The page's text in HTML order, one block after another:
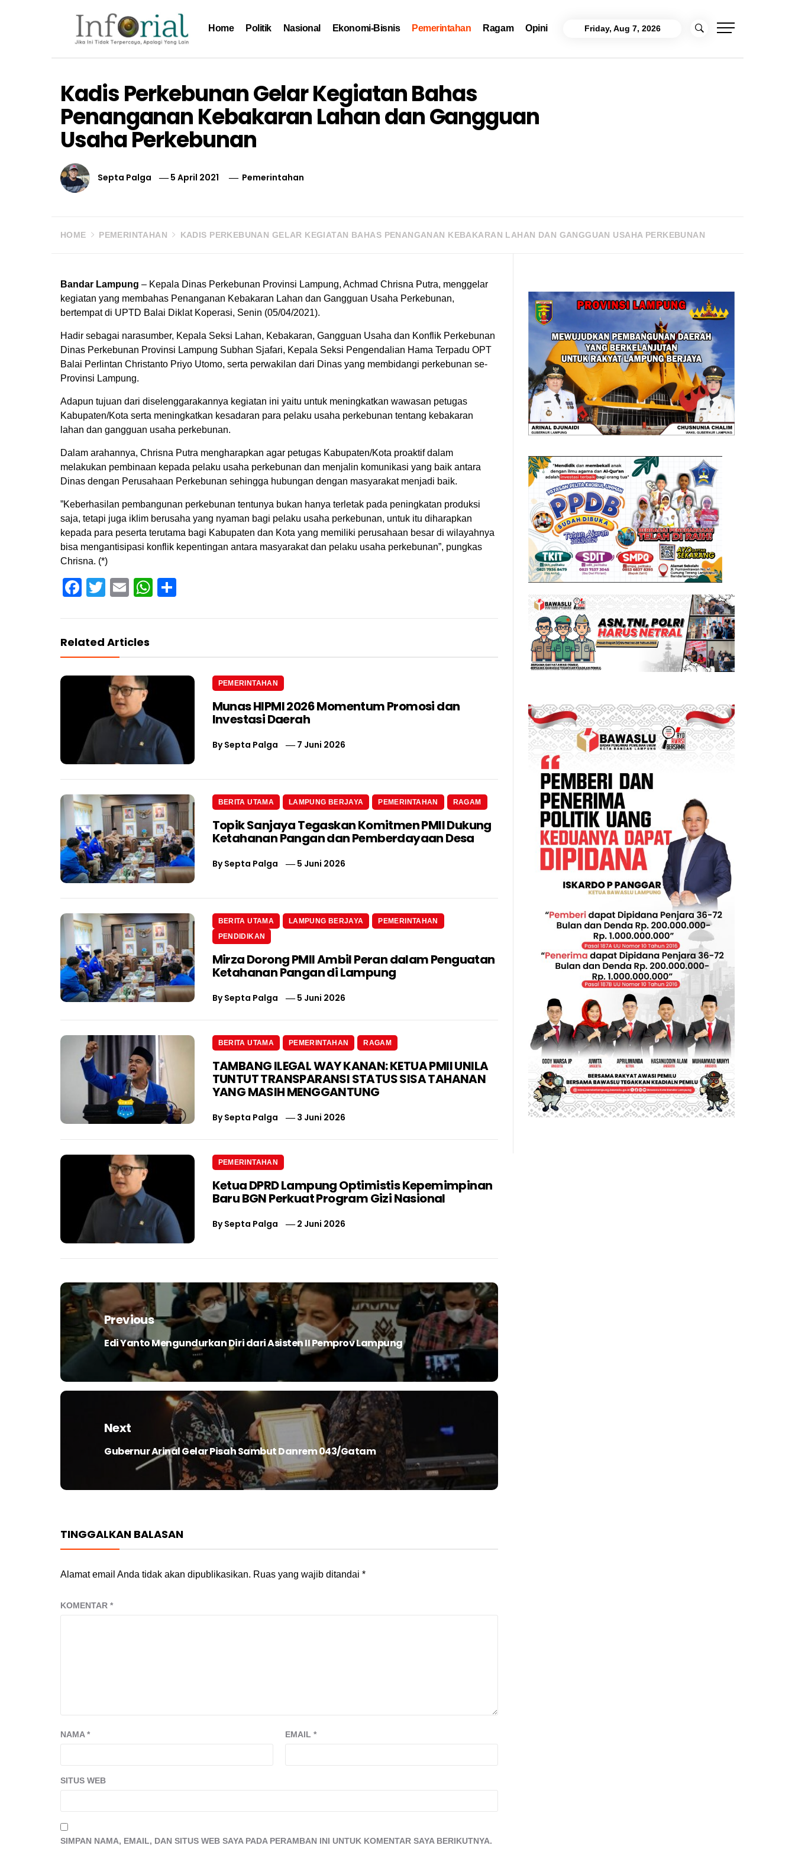
content
Home Politik Nasional Ekonomi-Bisnis Pemerintahan Ragam Opini Friday, Aug 7, 2026
Kadis Perkebunan Gelar Kegiatan Bahas
Penanganan Kebakaran Lahan dan Gangguan
Usaha Perkebunan
Septa Palga 5 April 2021 Pemerintahan
HOME PEMERINTAHAN KADIS PERKEBUNAN GELAR KEGIATAN BAHAS PENANGANAN KEBAKARAN LAHAN DAN GANGGUAN USAHA PERKEBUNAN
Bandar Lampung – Kepala Dinas Perkebunan Provinsi Lampung, Achmad Chrisna Putra, menggelar
kegiatan yang membahas Penanganan Kebakaran Lahan dan Gangguan Usaha Perkebunan,
bertempat di UPTD Balai Diklat Koperasi, Senin (05/04/2021).
Hadir sebagai narasumber, Kepala Seksi Lahan, Kebakaran, Gangguan Usaha dan Konflik Perkebunan
Dinas Perkebunan Provinsi Lampung Subhan Sjafari, Kepala Seksi Pengendalian Hama Terpadu OPT
Balai Perlintan Christanto Priyo Utomo, serta perwakilan dari Dinas yang membidangi perkebunan se-
Provinsi Lampung.
Adapun tujuan dari diselenggarakannya kegiatan ini yaitu untuk meningkatkan wawasan petugas
Kabupaten/Kota serta meningkatkan kesadaran para pelaku usaha perkebunan tentang kebakaran
lahan dan gangguan usaha perkebunan.
Dalam arahannya, Chrisna Putra mengharapkan agar petugas Kabupaten/Kota proaktif dalam
melakukan pembinaan kepada pelaku usaha perkebunan dan menjalin komunikasi yang baik antara
Dinas dengan Perusahaan Perkebunan sehingga hubungan dengan masyarakat menjadi baik.
”Keberhasilan pembangunan perkebunan tentunya bukan hanya terletak pada peningkatan produksi
saja, tetapi juga iklim berusaha yang nyaman bagi pelaku usaha perkebunan, untuk itu diharapkan
kepada para peserta terutama bagi Kabupaten dan Kota yang memiliki perusahaan besar di wilayahnya
bisa mengantisipasi konflik kepentingan antara masyarakat dan pelaku usaha perkebunan”, pungkas
Chrisna. (*)
Facebook
TwitterEmailWhatsApp
Related Articles
PEMERINTAHAN
Munas HIPMI 2026 Momentum Promosi dan
Investasi Daerah
BySepta Palga 7 Juni 2026
BERITA UTAMA LAMPUNG BERJAYA PEMERINTAHAN RAGAM
Topik Sanjaya Tegaskan Komitmen PMII Dukung
Ketahanan Pangan dan Pemberdayaan Desa
BySepta Palga 5 Juni 2026
BERITA UTAMA LAMPUNG BERJAYA
PEMERINTAHAN
PENDIDIKAN
Mirza Dorong PMII Ambil Peran dalam Penguatan
Ketahanan Pangan di Lampung
BySepta Palga 5 Juni 2026
BERITA UTAMA PEMERINTAHAN RAGAM
TAMBANG ILEGAL WAY KANAN: KETUA PMII UNILA
TUNTUT TRANSPARANSI STATUS SISA TAHANAN
YANG MASIH MENGGANTUNG
BySepta Palga 3 Juni 2026
PEMERINTAHAN
Ketua DPRD Lampung Optimistis Kepemimpinan
Baru BGN Perkuat Program Gizi Nasional
BySepta Palga 2 Juni 2026
Navigasi
pos
Previous
Previous
Edi Yanto Mengundurkan Diri dari Asisten II Pemprov Lampung
Next
Next
Gubernur Arinal Gelar Pisah Sambut Danrem 043/Gatam
TINGGALKAN BALASAN
Alamat email Anda tidak akan dipublikasikan. Ruas yang wajib ditandai *
KOMENTAR *
NAMA* EMAIL *
SITUS WEB
SIMPAN NAMA, EMAIL, DAN SITUS WEB SAYA PADA PERAMBAN INI UNTUK KOMENTAR SAYA BERIKUTNYA.